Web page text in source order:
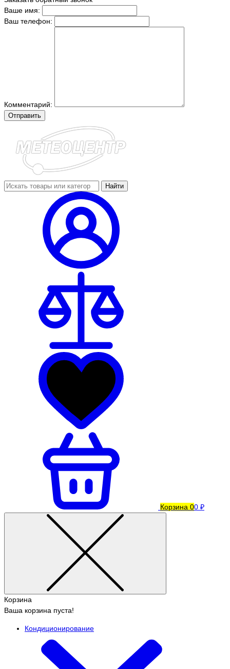
Ваше имя:
Ваш телефон:
Комментарий:
Отправить
Найти
Корзина 00 ₽
Корзина
Ваша корзина пуста!
Кондиционирование